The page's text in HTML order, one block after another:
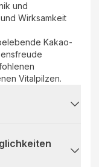
und
Wirksamkeit
Kakao-
Vitalpilzen.